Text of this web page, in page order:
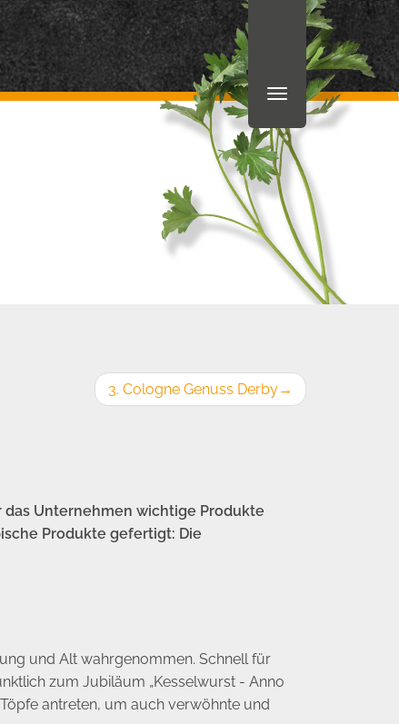
3. Cologne Genuss Derby→
Unternehmen wichtige Produkte
Produkte gefertigt: Die
und Alt wahrgenommen. Schnell für
zum Jubiläum „Kesselwurst - Anno
antreten, um auch verwöhnte und